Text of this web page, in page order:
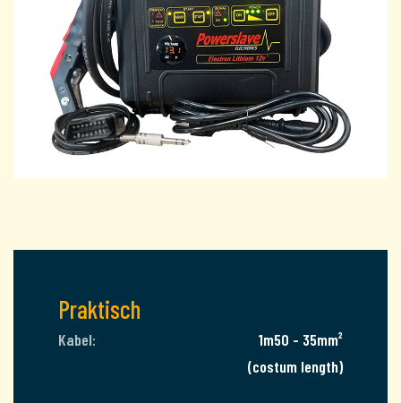
Praktisch
Kabel:
1m50 - 35mm²
(costum length)